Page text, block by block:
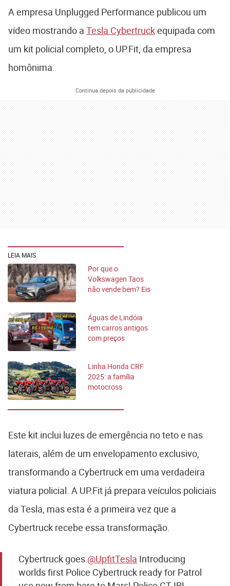
A empresa Unplugged Performance publicou um
vídeo mostrando a Tesla Cybertruckequipada com
um kit policial completo, o UP.Fit, da empresa
homônima.
Continua depois da publicidade
LEIA MAIS
Por que o
Volkswagen Taos
não vende bem? Eis
Águas de Lindóia
tem carros antigos
com preços
Linha Honda CRF
2025: a família
motocross
Este kit inclui luzes de emergência no teto e nas
laterais, além de um envelopamento exclusivo,
transformando a Cybertruck em uma verdadeira
viatura policial. A UP.Fit já prepara veículos policiais
da Tesla, mas esta é a primeira vez que a
Cybertruck recebe essa transformação.
Cybertruck goes @UpfitTesla Introducing
worlds first Police Cybertruck ready for Patrol